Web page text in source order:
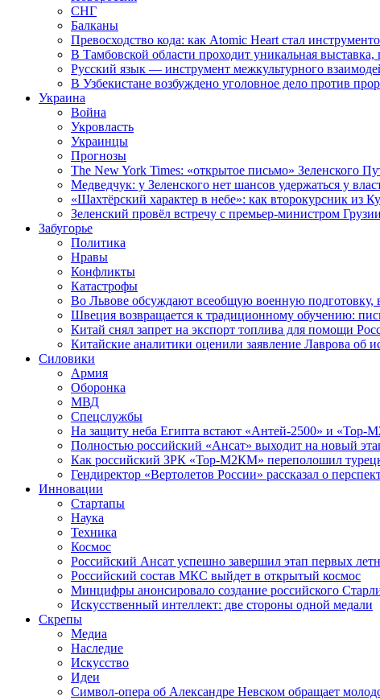
СНГ
Балканы
Превосходство кода: как Atomic Heart стал
В Тамбовской области проходит уникальная
Русский язык — инструмент межкультурного
В Узбекистане возбуждено уголовное дело против
Украина
Война
Укровласть
Украинцы
Прогнозы
The New York Times: «открытое письмо» Зеленского
Медведчук: у Зеленского нет шансов удержаться у
«Шахтёрский характер в небе»: как второкурсник из
Зеленский провёл встречу с премьер-министром
Забугорье
Политика
Нравы
Конфликты
Катастрофы
Во Львове обсуждают всеобщую военную
Швеция возвращается к традиционному обучению:
Китай снял запрет на экспорт топлива для помощи
Китайские аналитики оценили заявление Лаврова об
Силовики
Армия
Оборонка
МВД
Спецслужбы
На защиту неба Египта встают «Антей-2500» и «Тор-
Полностью российский «Ансат» выходит на новый
Как российский ЗРК «Тор-М2КМ» переполошил
Гендиректор «Вертолетов России» рассказал о
Инновации
Стартапы
Наука
Техника
Космос
Российский Ансат успешно завершил этап первых
Российский состав МКС выйдет в открытый космос
Минцифры анонсировало создание российского
Искусственный интеллект: две стороны одной медали
Скрепы
Медиа
Наследие
Искусство
Идеи
Символ-опера об Александре Невском обращает